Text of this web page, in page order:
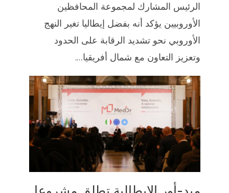
الرئيس المشارك لمجموعة المحافظين
الأوروبيين يؤكد أنه بفضل إيطاليا تغير النهج
الأوروبي نحو تشديد الرقابة على الحدود
وتعزيز التعاون مع شمال أفريقيا....